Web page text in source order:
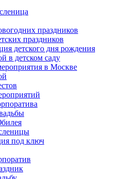
праздников
праздников
детского дня рождения
в детском саду
в Москве
под ключ